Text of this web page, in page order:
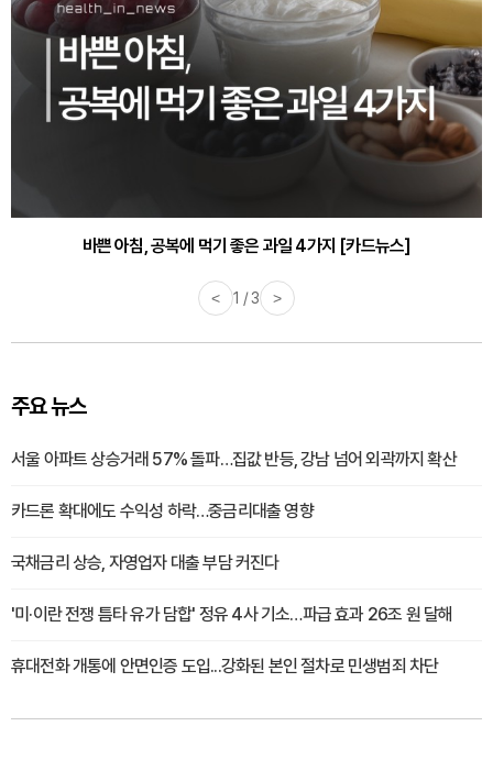
바쁜 아침, 공복에 먹기 좋은 과일 4가지 [카드뉴스]
< 1 / 3 >
주요 뉴스
서울 아파트 상승거래 57% 돌파…집값 반등, 강남 넘어 외곽까지 확산
카드론 확대에도 수익성 하락…중금리대출 영향
국채금리 상승, 자영업자 대출 부담 커진다
'미·이란 전쟁 틈타 유가 담합' 정유 4사 기소…파급 효과 26조 원 달해
휴대전화 개통에 안면인증 도입...강화된 본인 절차로 민생범죄 차단